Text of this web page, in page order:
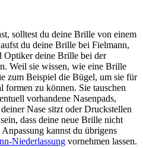
solltest du deine Brille von einem
du deine Brille bei Fielmann,
Optiker deine Brille bei der
Weil sie wissen, wie eine Brille
zum Beispiel die Bügel, um sie für
zu können. Sie tauschen
vorhandene Nasenpads,
Nase sitzt oder Druckstellen
dass deine neue Brille nicht
kannst du übrigens
Niederlassung vornehmen lassen.